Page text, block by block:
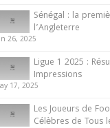
Internationales
de
football du
2025
Sénégal : la
l’Angleterre
26, 2025
Ligue 1 2025 :
Impressions
17, 2025
Les Joueurs de
Célèbres de Tous